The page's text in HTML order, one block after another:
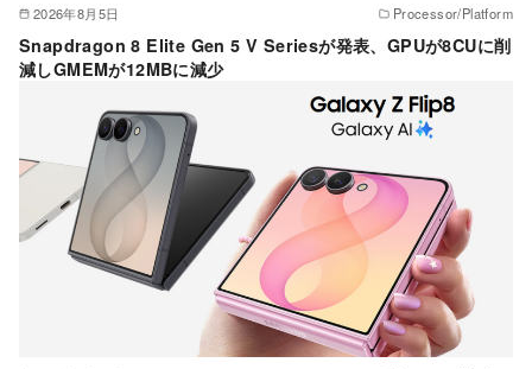
2026年8月5日 Processor/Platform
Snapdragon 8 Elite Gen 5 V Seriesが発表、GPUが8CUに削
減しGMEMが12MBに減少